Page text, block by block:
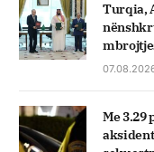
Turqia,
Me 3.29